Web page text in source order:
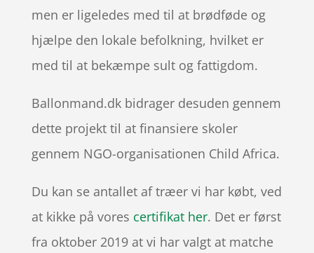
men er ligeledes med til at brødføde og
hjælpe den lokale befolkning, hvilket er
med til at bekæmpe sult og fattigdom.
Ballonmand.dk bidrager desuden gennem
dette projekt til at finansiere skoler
gennem NGO-organisationen Child Africa.
Du kan se antallet af træer vi har købt, ved
at kikke på vores certifikat her. Det er først
fra oktober 2019 at vi har valgt at matche